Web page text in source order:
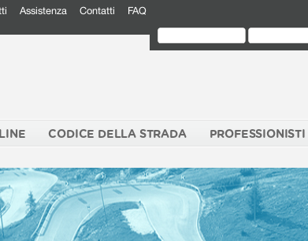
Assistenza Contatti FAQ
CODICE DELLA STRADA PROFESSIONISTI